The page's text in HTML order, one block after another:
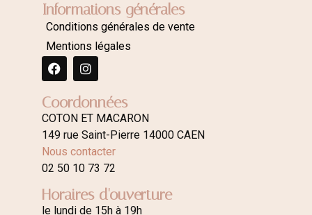
Informations générales
Conditions générales de vente
Mentions légales
Coordonnées
COTON ET MACARON
149 rue Saint-Pierre 14000 CAEN
Nous contacter
02 50 10 73 72
Horaires d'ouverture
le lundi de 15h à 19h